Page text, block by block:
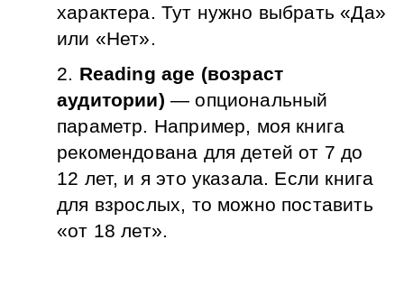
характера. Тут нужно выбрать «Да»
или «Нет».
Reading age (возраст
аудитории) — опциональный
параметр. Например, моя книга
рекомендована для детей от 7 до
12 лет, и я это указала. Если книга
для взрослых, то можно поставить
«от 18 лет».